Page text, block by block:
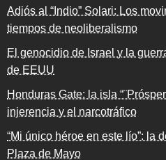
Adiós al “Indio” Solari: Los
tiempos de neoliberalismo
El genocidio de Israel y la
de EEUU
Honduras Gate: la isla
injerencia y el narcotráfico
“Mi único héroe en este lío”: la
Plaza de Mayo